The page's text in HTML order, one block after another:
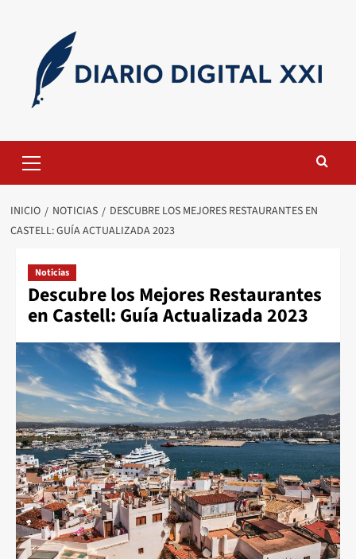
contenido
primario
INICIO NOTICIAS
DESCUBRE LOS MEJORES RESTAURANTES EN
CASTELL: GUÍA ACTUALIZADA 2023
Noticias
Descubre los Mejores Restaurantes
en Castell: Guía Actualizada 2023